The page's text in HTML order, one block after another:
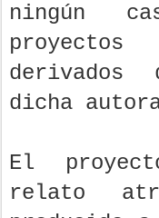
ningún
dicha
El
relato